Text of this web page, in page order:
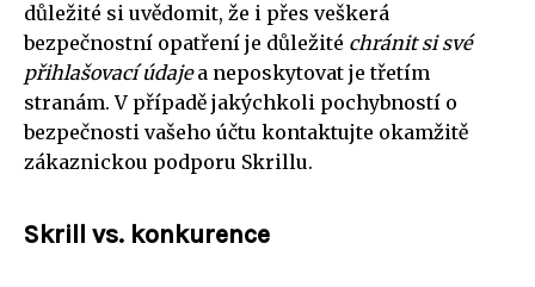
důležité si uvědomit, že i přes veškerá
bezpečnostní opatření je důležité chránit si své
přihlašovací údajea neposkytovat je třetím
stranám. V případě jakýchkoli pochybností o
bezpečnosti vašeho účtu kontaktujte okamžitě
zákaznickou podporu Skrillu.
Skrill vs. konkurence